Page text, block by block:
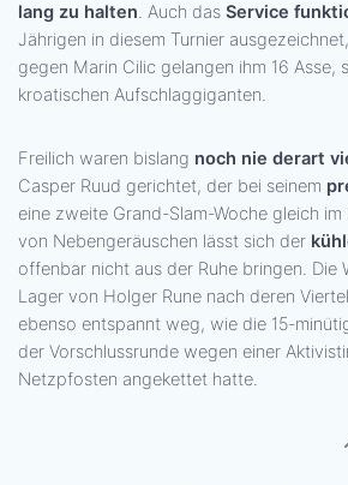
lang zu halten. Auch das Service
Jährigen in diesem Turnier
gegen Marin Cilic gelangen ihm 16 Asse,
kroatischen Aufschlaggiganten.
Freilich waren bislang noch nie derart
Casper Ruud gerichtet, der bei seinem
eine zweite Grand-Slam-Woche gleich
von Nebengeräuschen lässt sich der
offenbar nicht aus der Ruhe bringen. Die
Lager von Holger Rune nach deren
ebenso entspannt weg, wie die 15-
der Vorschlussrunde wegen einer
Netzpfosten angekettet hatte.